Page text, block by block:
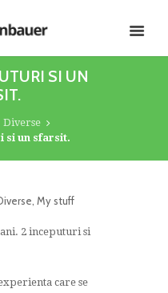
SI UN
Diverse
si un sfarsit.
, My stuff
2 inceputuri si
care se